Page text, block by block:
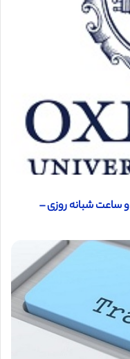
و ساعت شبانه روزی –